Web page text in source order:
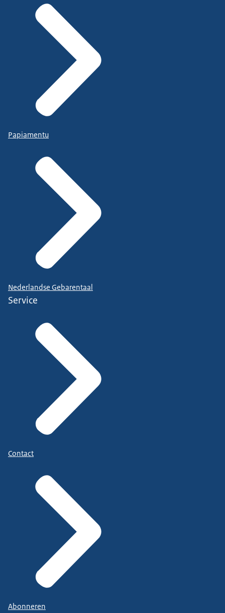
Papiamentu
Nederlandse Gebarentaal
Service
Contact
Abonneren